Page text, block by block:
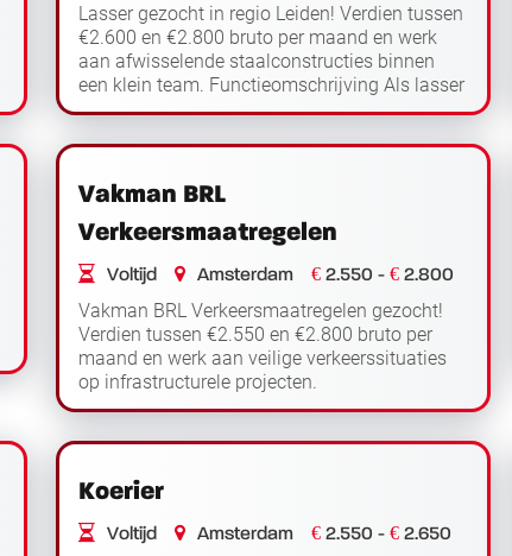
Lasser gezocht in regio Leiden! Verdien tussen
€2.600 en €2.800 bruto per maand en werk
aan afwisselende staalconstructies binnen
een klein team. Functieomschrijving Als lasser
werk je in regio Leiden aan diverse staalco...
Vakman BRL
Verkeersmaatregelen
Voltijd Amsterdam € 2.550 - € 2.800
Vakman BRL Verkeersmaatregelen gezocht!
Verdien tussen €2.550 en €2.800 bruto per
maand en werk aan veilige verkeerssituaties
op infrastructurele projecten.
Functieomschrijving Als vakman BRL
Koerier
Voltijd Amsterdam € 2.550 - € 2.650